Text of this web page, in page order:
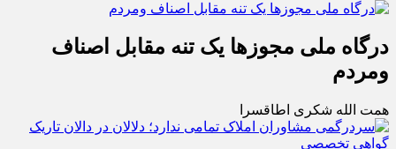
درگاه ملی مجوزها یک تنه مقابل اصناف
ومردم
همت الله شکری اطاقسرا